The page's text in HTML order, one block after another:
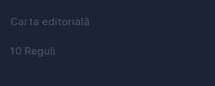
Carta editorială
10 Reguli